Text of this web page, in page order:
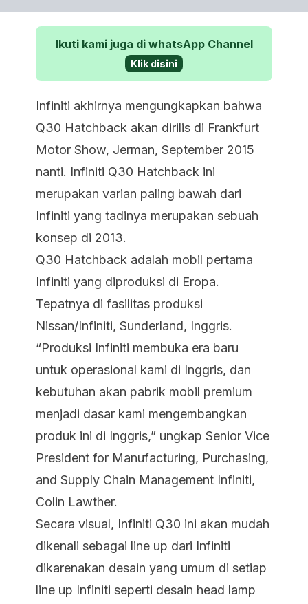
Ikuti kami juga di whatsApp Channel
Klik disini
Infiniti akhirnya mengungkapkan bahwa
Q30 Hatchback akan dirilis di Frankfurt
Motor Show, Jerman, September 2015
nanti. Infiniti Q30 Hatchback ini
merupakan varian paling bawah dari
Infiniti yang tadinya merupakan sebuah
konsep di 2013.
Q30 Hatchback adalah mobil pertama
Infiniti yang diproduksi di Eropa.
Tepatnya di fasilitas produksi
Nissan/Infiniti, Sunderland, Inggris.
“Produksi Infiniti membuka era baru
untuk operasional kami di Inggris, dan
kebutuhan akan pabrik mobil premium
menjadi dasar kami mengembangkan
produk ini di Inggris,” ungkap Senior Vice
President for Manufacturing, Purchasing,
and Supply Chain Management Infiniti,
Colin Lawther.
Secara visual, Infiniti Q30 ini akan mudah
dikenali sebagai line up dari Infiniti
dikarenakan desain yang umum di setiap
line up Infiniti seperti desain head lamp